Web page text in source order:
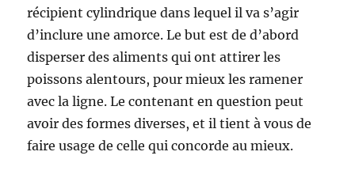
récipient cylindrique dans lequel il va s’agir
d’inclure une amorce. Le but est de d’abord
disperser des aliments qui ont attirer les
poissons alentours, pour mieux les ramener
avec la ligne. Le contenant en question peut
avoir des formes diverses, et il tient à vous de
faire usage de celle qui concorde au mieux.